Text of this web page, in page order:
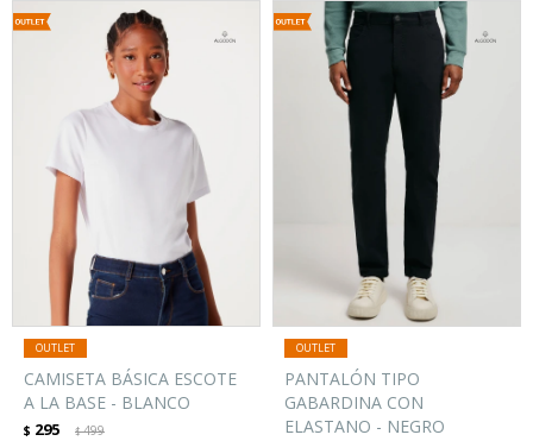
CAMISETA BÁSICA ESCOTE
A LA BASE - BLANCO
$ 295 $499
PANTALÓN TIPO
GABARDINA CON
ELASTANO - NEGRO